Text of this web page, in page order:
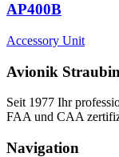
AP400B
Accessory Unit
Avionik
Seit 1977 Ihr
FAA und CAA
Navigation